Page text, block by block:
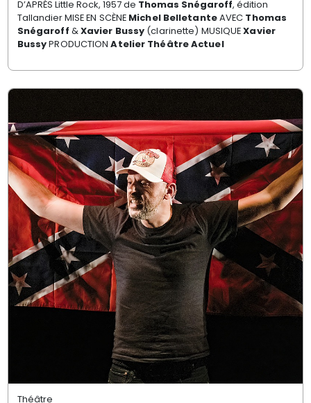
D’APRÈS Little Rock, 1957 de Thomas Snégaroff, édition
TallandierMISE EN SCÈNE Michel BelletanteAVEC Thomas
Snégaroff &Xavier Bussy (clarinette) MUSIQUEXavier
BussyPRODUCTIONAtelier Théâtre Actuel
Théâtre